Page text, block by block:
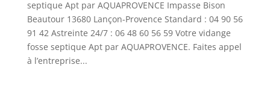
septique Apt par AQUAPROVENCE Impasse Bison
Beautour 13680 Lançon-Provence Standard : 04 90 56
91 42 Astreinte 24/7 : 06 48 60 56 59 Votre vidange
fosse septique Apt par AQUAPROVENCE. Faites appel
à l’entreprise...